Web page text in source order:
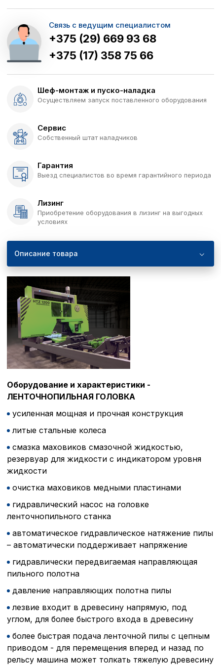
Связь с ведущим специалистом
+375 (29) 669 93 68
+375 (17) 358 75 66
Шеф-монтаж и пуско-наладка
Осуществляем запуск поставленного оборудования
Сервис
Собственный штат наладчиков
Гарантия
Выезд специалистов во время гарантийного периода
Лизинг
Приобретение оборудования в лизинг на выгодных
условиях
Описание товара
Оборудование и характеристики -
ЛЕНТОЧНОПИЛЬНАЯ ГОЛОВКА
усиленная мощная и прочная конструкция
литые стальные колеса
смазка маховиков смазочной жидкостью,
резервуар для жидкости с индикатором уровня
жидкости
очистка маховиков медными пластинами
гидравлический насос на головке
ленточнопильного станка
автоматическое гидравлическое натяжение пилы
– автоматически поддерживает напряжение
гидравлически передвигаемая направляющая
пильного полотна
давление направляющих полотна пилы
лезвие входит в древесину напрямую, под
углом, для более быстрого входа в древесину
более быстрая подача ленточной пилы с цепным
приводом - для перемещения вперед и назад по
рельсу машина может толкать тяжелую древесину